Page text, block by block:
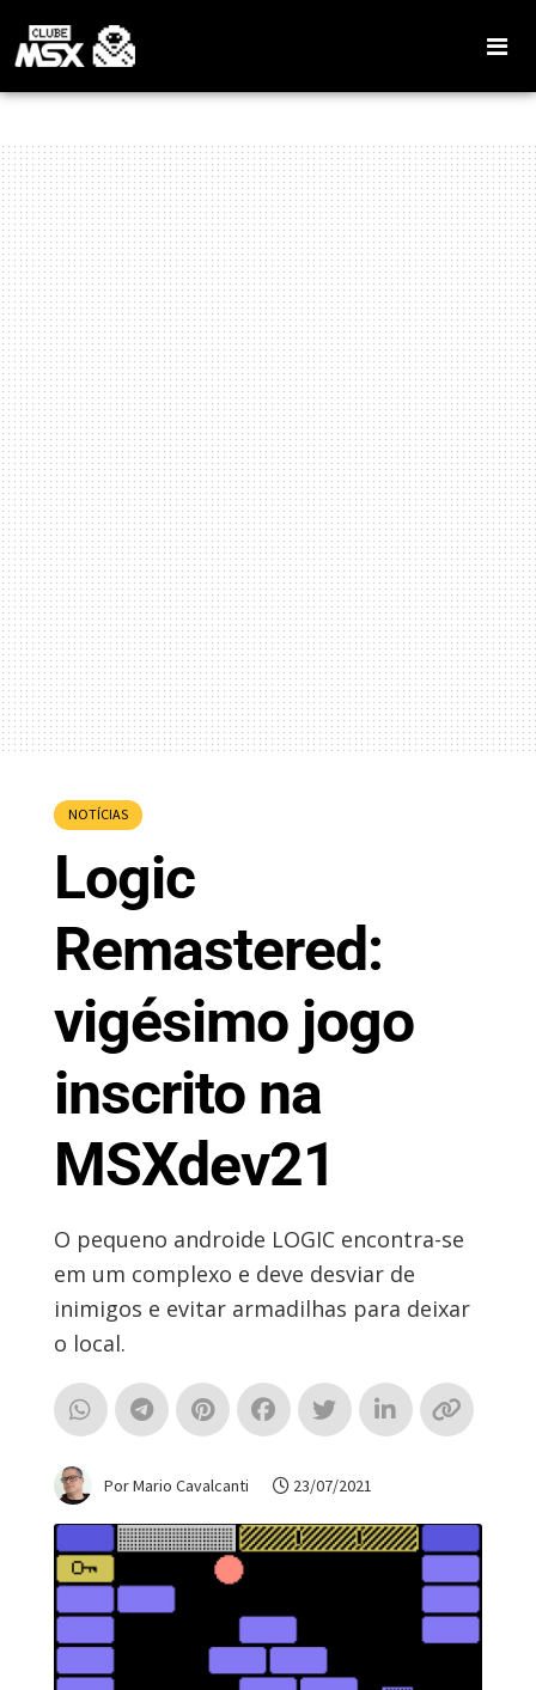
NOTÍCIAS
Logic
Remastered:
vigésimo jogo
inscrito na
MSXdev21
O pequeno androide LOGIC encontra-se
em um complexo e deve desviar de
inimigos e evitar armadilhas para deixar
o local.
Por Mario Cavalcanti 23/07/2021